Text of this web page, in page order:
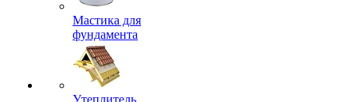
Мастика для
фундамента
Утеплитель